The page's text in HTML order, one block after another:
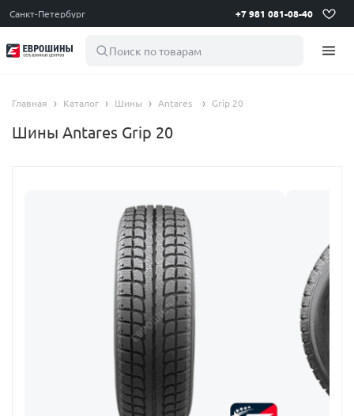
Санкт-Петербург +7 981 081-08-40
Поиск по товарам
Главная Каталог Шины Antares Grip 20
Шины Antares Grip 20